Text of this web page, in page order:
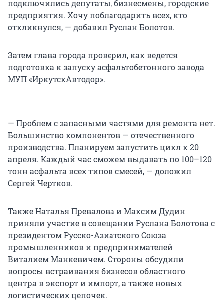
подключились депутаты, бизнесмены, городские
предприятия. Хочу поблагодарить всех, кто
откликнулся, — добавил Руслан Болотов.
Затем глава города проверил, как ведется
подготовка к запуску асфальтобетонного завода
МУП «ИркутскАвтодор».
— Проблем с запасными частями для ремонта нет.
Большинство компонентов — отечественного
производства. Планируем запустить цикл к 20
апреля. Каждый час сможем выдавать по 100–120
тонн асфальта всех типов смесей, — доложил
Сергей Чертков.
Также Наталья Превалова и Максим Дудин
приняли участие в совещании Руслана Болотова с
президентом Русско-Азиатского Союза
промышленников и предпринимателей
Виталием Манкевичем. Стороны обсудили
вопросы встраивания бизнесов областного
центра в экспорт и импорт, а также новых
логистических цепочек.